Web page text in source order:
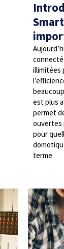
illimitées
est plus
permet
ouvertes
pour
terme